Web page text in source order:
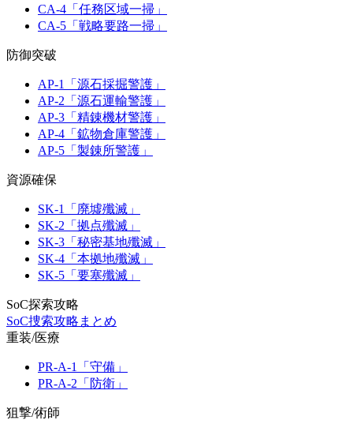
CA-4「任務区域一掃」
CA-5「戦略要路一掃」
防御突破
AP-1「源石採掘警護」
AP-2「源石運輸警護」
AP-3「精錬機材警護」
AP-4「鉱物倉庫警護」
AP-5「製錬所警護」
資源確保
SK-1「廃墟殲滅」
SK-2「拠点殲滅」
SK-3「秘密基地殲滅」
SK-4「本拠地殲滅」
SK-5「要塞殲滅」
SoC探索攻略
SoC捜索攻略まとめ
重装/医療
PR-A-1「守備」
PR-A-2「防衛」
狙撃/術師